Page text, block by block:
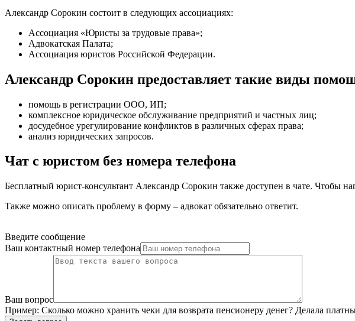
Александр Сорокин состоит в следующих ассоциациях:
Ассоциация «Юристы за трудовые права»;
Адвокатская Палата;
Ассоциация юристов Российской Федерации.
Александр Сорокин предоставляет такие виды
помощь в регистрации ООО, ИП;
комплексное юридическое обслуживание предприятий и частных лиц;
досудебное урегулирование конфликтов в различных сферах права;
анализ юридических запросов.
Чат с юристом без номера телефона
Бесплатный юрист-консультант Александр Сорокин также доступен в чате. Чтобы
Также можно описать проблему в форму – адвокат обязательно ответит.
Введите сообщение
Ваш контактный номер телефона
Ваш вопрос
Пример: Сколько можно хранить чеки для возврата пенсионеру денег? Делала